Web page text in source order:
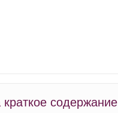
содержание